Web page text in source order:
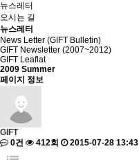
뉴스레터
오시는 길
뉴스레터
News Letter (GIFT Bulletin)
GIFT Newsletter (2007~2012)
GIFT Leaflat
2009 Summer
페이지 정보
GIFT
0건
412회 2015-07-28 13:43